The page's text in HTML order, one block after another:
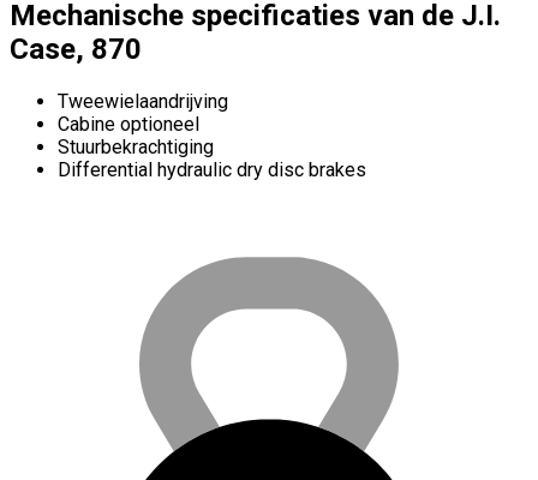
Mechanische specificaties van de J.I.
Case, 870
Tweewielaandrijving
Cabine optioneel
Stuurbekrachtiging
Differential hydraulic dry disc brakes